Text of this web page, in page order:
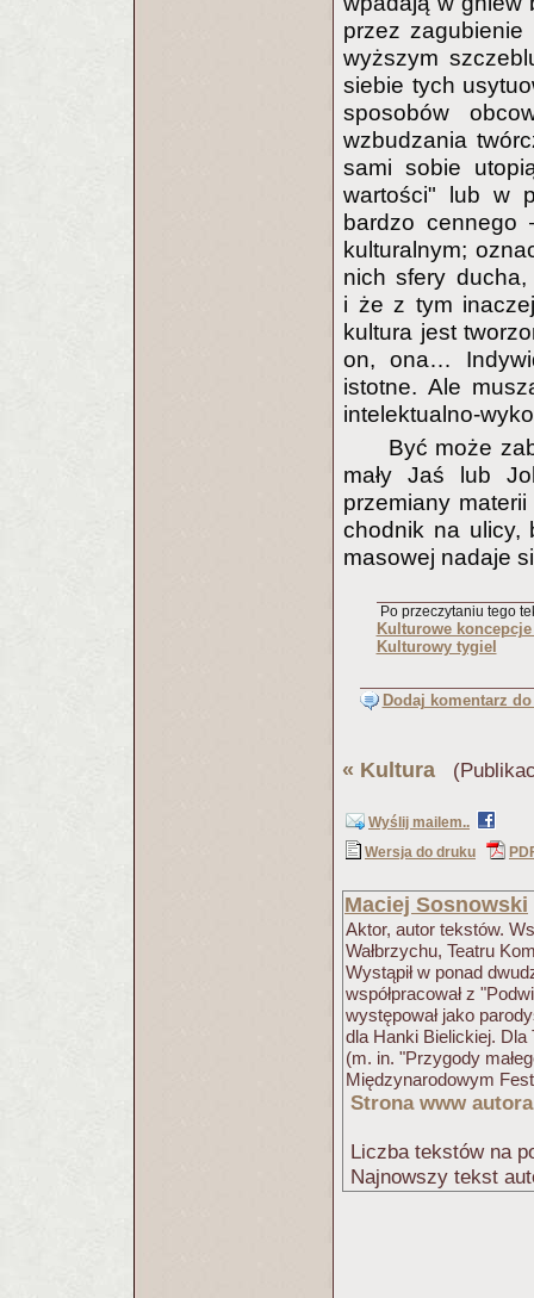
przez
wyższym
siebie tych
sposobów
wzbudzania
sami sobie
wartości" lub w
bardzo cennego
kulturalnym;
nich sfery
i że z tym
kultura jest
on, ona…
istotne. Ale
intelektualno-
Być może
mały Jaś lub
przemiany
chodnik na ulicy,
masowej nadaje
Po przeczytaniu tego
Kulturowe koncepcje
Kulturowy tygiel
Dodaj komentarz
« Kultura
Wyślij mailem..
Wersja do druku
Maciej Sosnowski
Aktor, autor tekstów.
Wałbrzychu, Teatru
Wystąpił w ponad
współpracował z
występował jako
dla Hanki Bielickiej. Dla
(m. in. "Przygody
Międzynarodowym
Strona www autora
Liczba tekstów na
Najnowszy tekst